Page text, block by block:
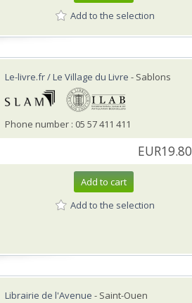
Add to the selection
Le-livre.fr / Le Village du Livre - Sablons
Phone number : 05 57 411 411
EUR19.80
Add to cart
Add to the selection
Librairie de l'Avenue - Saint-Ouen